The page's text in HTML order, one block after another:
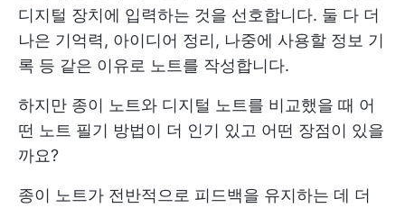
디지털 장치에 입력하는 것을 선호합니다. 둘 다 더
나은 기억력, 아이디어 정리, 나중에 사용할 정보 기
록 등 같은 이유로 노트를 작성합니다.
하지만 종이 노트와 디지털 노트를 비교했을 때 어
떤 노트 필기 방법이 더 인기 있고 어떤 장점이 있을
까요?
종이 노트가 전반적으로 피드백을 유지하는 데 더